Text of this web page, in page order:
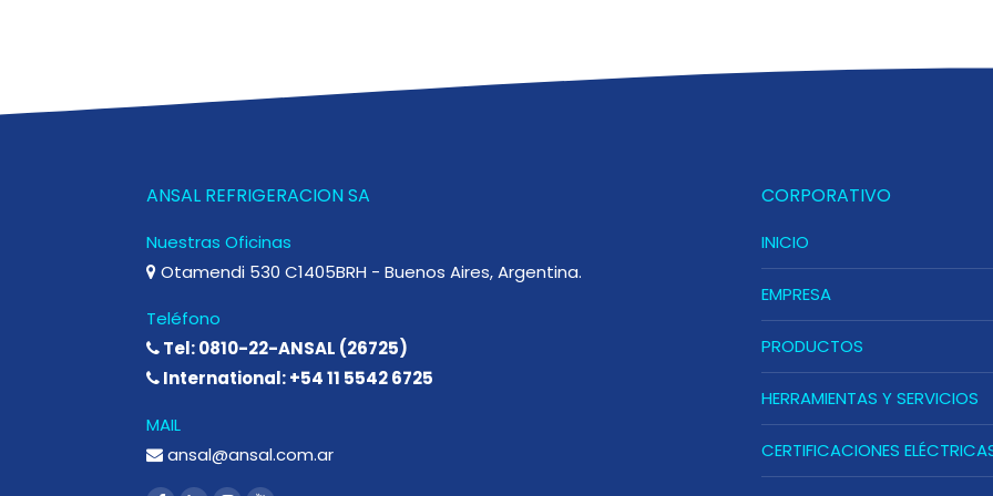
ANSAL REFRIGERACION SA
Nuestras Oficinas
Otamendi 530 C1405BRH - Buenos Aires, Argentina.
Teléfono
Tel: 0810-22-ANSAL (26725)
International: +54 11 5542 6725
MAIL
ansal@ansal.com.ar
CORPORATIVO
INICIO
EMPRESA
PRODUCTOS
HERRAMIENTAS Y SERVICIOS
CERTIFICACIONES